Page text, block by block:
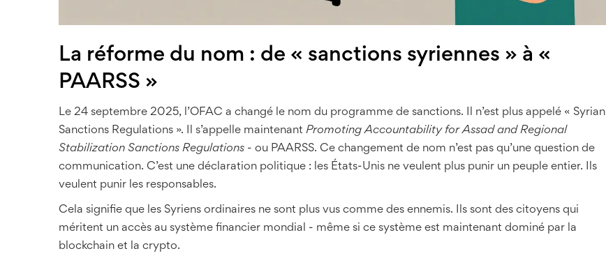
La réforme du nom : de « sanctions syriennes » à «
PAARSS »
Le 24 septembre 2025, l’OFAC a changé le nom du programme de sanctions. Il n’est plus appelé « Syrian
Sanctions Regulations ». Il s’appelle maintenant Promoting Accountability for Assad and Regional
Stabilization Sanctions Regulations - ou PAARSS. Ce changement de nom n’est pas qu’une question de
communication. C’est une déclaration politique : les États-Unis ne veulent plus punir un peuple entier. Ils
veulent punir les responsables.
Cela signifie que les Syriens ordinaires ne sont plus vus comme des ennemis. Ils sont des citoyens qui
méritent un accès au système financier mondial - même si ce système est maintenant dominé par la
blockchain et la crypto.